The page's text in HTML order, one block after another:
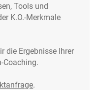
Tools und
K.O.-Merkmale
die Ergebnisse Ihrer
Coaching.
.